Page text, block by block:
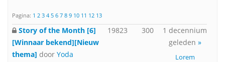
Pagina: 1 2 3 4 5 6 7 8 9 10 11 12 13
Story of the Month [6]
[Winnaar bekend][Nieuw
thema] door Yoda
19823 300
1 decennium
geleden »
Lorem